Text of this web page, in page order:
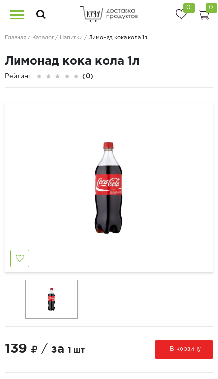
0 0
Главная Каталог Напитки Лимонад кока кола 1л
Лимонад кока кола 1л
Рейтинг (0)
139 / за 1 шт В корзину